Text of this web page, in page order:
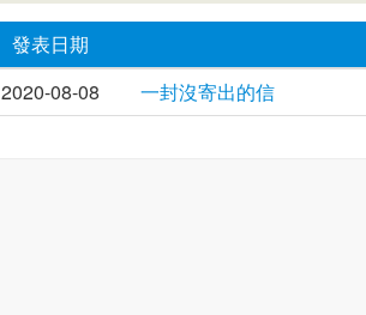
發表日期
2020-08-08
一封沒寄出的信